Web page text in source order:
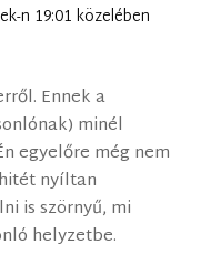
n 19:01 közelében
Ennek a
minél
egyelőre még nem
nyíltan
is szörnyű, mi
helyzetbe.